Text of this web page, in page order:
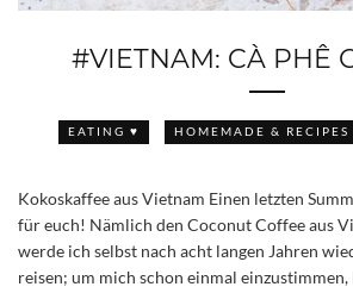
#VIETNAM: CÀ PHÊ
EATING ♥ HOMEMADE & RECIPES
Kokoskaffee aus Vietnam Einen letzten
für euch! Nämlich den Coconut Coffee aus
werde ich selbst nach acht langen Jahren
reisen; um mich schon einmal einzustimmen,